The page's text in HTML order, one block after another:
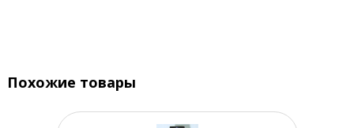
Похожие товары